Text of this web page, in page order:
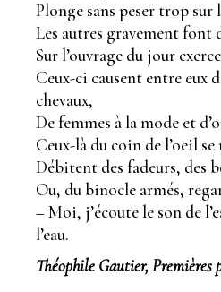
Plonge sans peser trop sur
Les autres gravement font
Sur l’ouvrage du jour
Ceux-ci causent entre eux
chevaux,
De femmes à la mode et
Ceux-là du coin de l’oeil
Débitent des fadeurs, des
Ou, du binocle armés,
– Moi, j’écoute le son de
l’eau.
Théophile Gautier, Premières